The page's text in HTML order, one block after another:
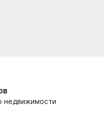
недвижимости